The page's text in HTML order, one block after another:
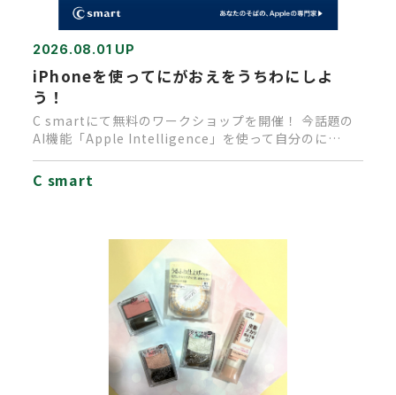
2026.08.01 UP
iPhoneを使ってにがおえをうちわにしよ
う！
C smartにて無料のワークショップを開催！ 今話題の
AI機能「Apple Intelligence」を使って自分のに…
C smart